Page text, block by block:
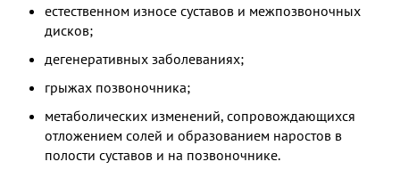
естественном износе суставов и межпозвоночных
дисков;
дегенеративных заболеваниях;
грыжах позвоночника;
метаболических изменений, сопровождающихся
отложением солей и образованием наростов в
полости суставов и на позвоночнике.